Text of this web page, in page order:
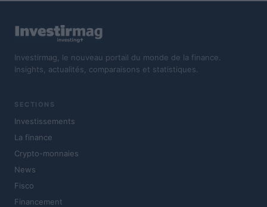
Investirmag, le nouveau portail du monde de la finance.
Insights, actualités, comparaisons et statistiques.
SECTIONS
Investissements
La finance
Crypto-monnaies
News
Fisco
Financement